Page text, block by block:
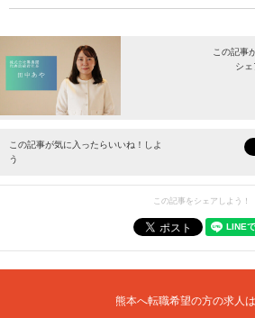
この記事
シェ
最新情報
この記事が気に入ったらいいね！しよ
う
この記事をシェアしよう！
熊本へ転職希望の方の求人